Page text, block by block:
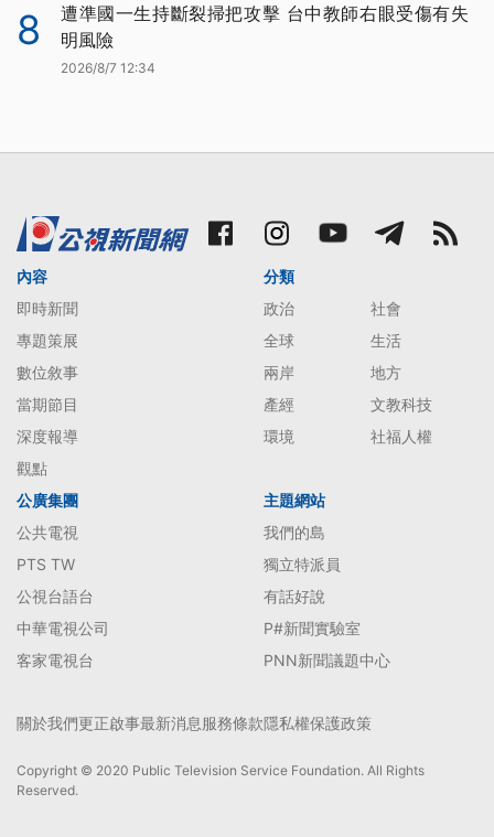
8
遭準國一生持斷裂掃把攻擊 台中教師右眼受傷有失
明風險
2026/8/7 12:34
內容
即時新聞
專題策展
數位敘事
當期節目
深度報導
觀點
分類
政治
社會
全球
生活
兩岸
地方
產經
文教科技
環境
社福人權
公廣集團
公共電視
PTS TW
公視台語台
中華電視公司
客家電視台
主題網站
我們的島
獨立特派員
有話好說
P#新聞實驗室
PNN新聞議題中心
關於我們更正啟事最新消息服務條款隱私權保護政策
Copyright © 2020 Public Television Service Foundation. All Rights
Reserved.